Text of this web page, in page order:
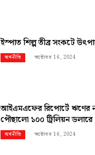
ইস্পাত শিল্প তীব্র সংকটে
অর্থনীতি অক্টোবর 16, 2024
আইএমএফের রিপোর্টে ঋণের
পৌছালো ১০০ ট্রিলিয়ন ডলারে
অর্থনীতি অক্টোবর 16, 2024